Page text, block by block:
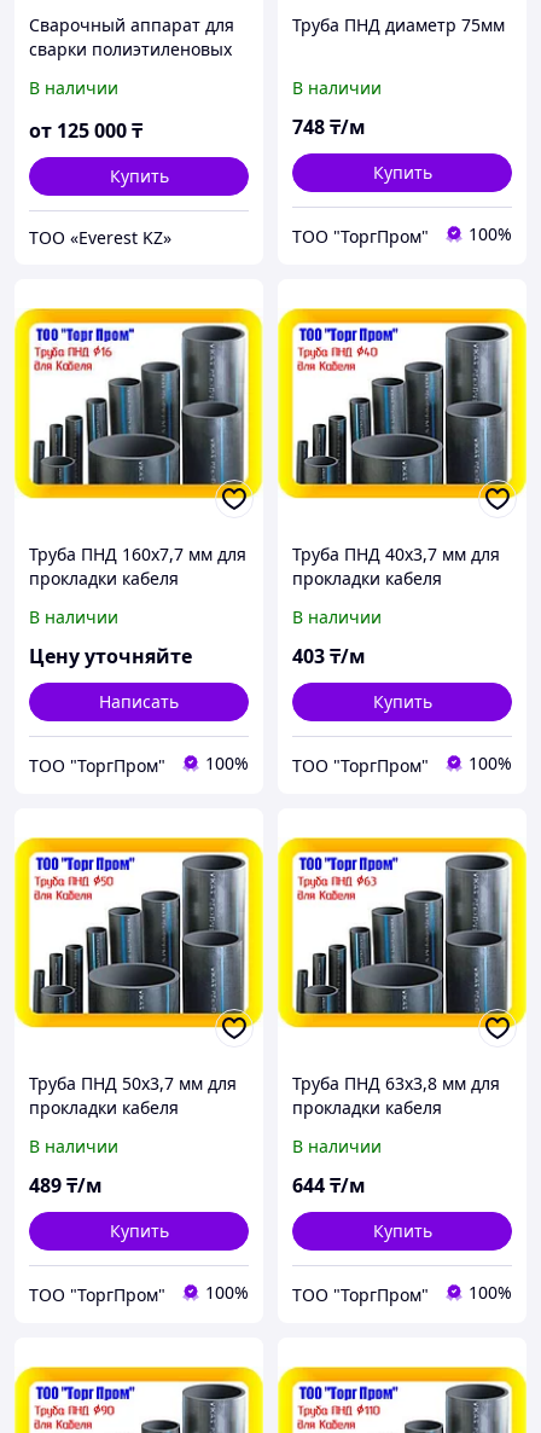
Сварочный аппарат для
сварки полиэтиленовых
с рычагами)
В наличии
от 125 000₸
Купить
TOO «Everest KZ»
Труба ПНД диаметр 75мм
В наличии
748₸/м
Купить
ТОО "ТоргПром" 100%
Труба ПНД 160х7,7 мм для
прокладки кабеля
В наличии
Цену уточняйте
Написать
ТОО "ТоргПром" 100%
Труба ПНД 40х3,7 мм для
прокладки кабеля
В наличии
403₸/м
Купить
ТОО "ТоргПром" 100%
Труба ПНД 50х3,7 мм для
прокладки кабеля
В наличии
489₸/м
Купить
ТОО "ТоргПром" 100%
Труба ПНД 63х3,8 мм для
прокладки кабеля
В наличии
644₸/м
Купить
ТОО "ТоргПром" 100%